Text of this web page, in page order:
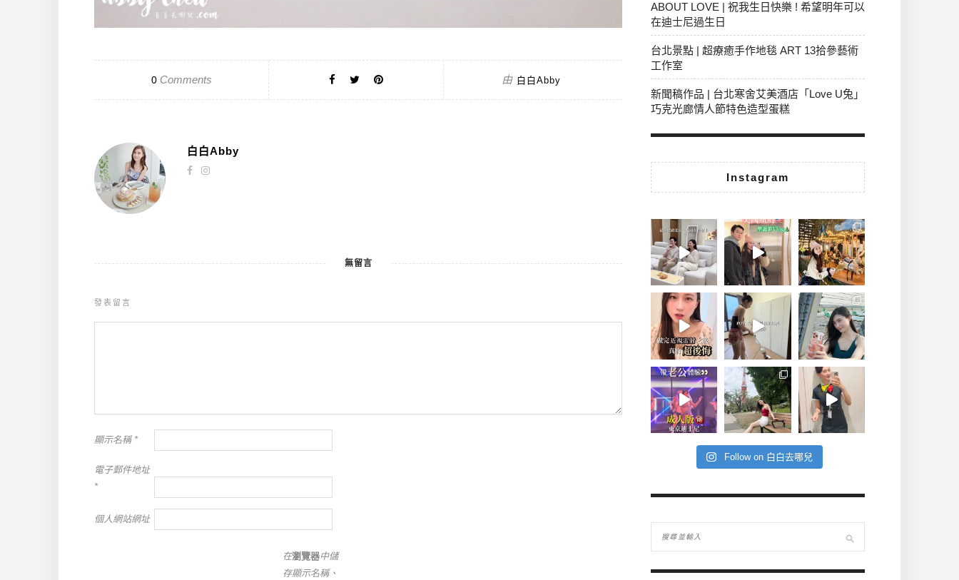
0Comments 由 白白Abby
白白Abby
無留言
發表留言
顯示名稱 *
電子郵件地址
*
個人網站網址
在瀏覽器中儲
存顯示名稱、
ABOUT LOVE | 祝我生日快樂 ! 希望明年可以
在迪士尼過生日
台北景點 | 超療癒手作地毯 ART 13拾參藝術
工作室
新聞稿作品 | 台北寒舍艾美酒店「Love U兔」
巧克光廊情人節特色造型蛋糕
Instagram
Follow on 白白去哪兒